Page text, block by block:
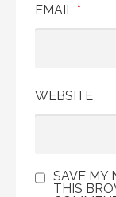
EMAIL *
WEBSITE
SAVE MY
THIS